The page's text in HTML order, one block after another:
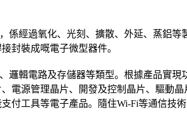
係經過氧化、光刻、擴散、外延、蒸鋁
封裝成嘅電子微型器件。
邏輯電路及存儲器等類型。根據產品實
電源管理晶片、開發及控制晶片、驅動
付工具等電子產品。隨住Wi-Fi等通信技